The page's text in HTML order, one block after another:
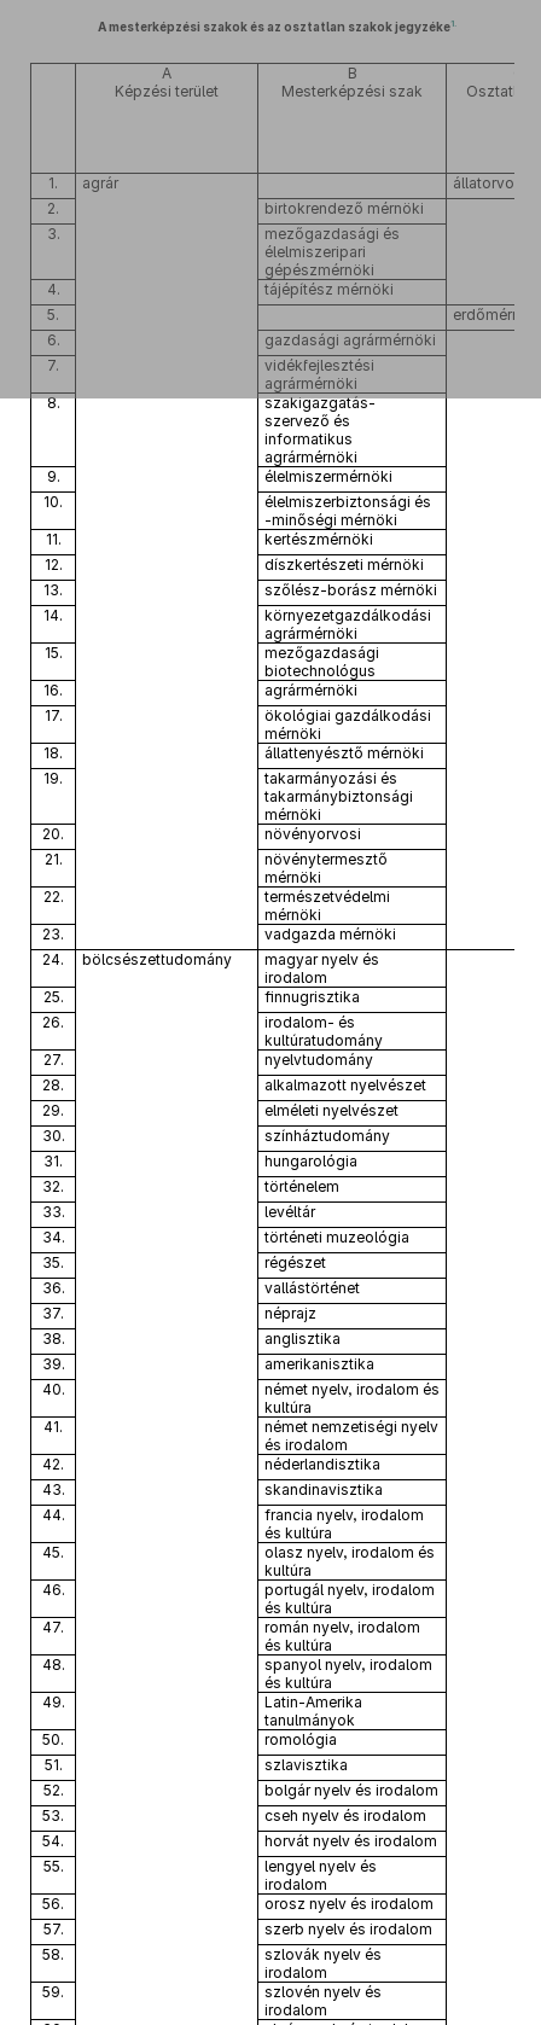
A mesterképzési szakok és az osztatlan szakok jegyzéke1.
A
Képzési terület
B
Mesterképzési szak
Osztatlan
1. agrár
állatorvosi
2.
birtokrendező mérnöki
3.
mezőgazdasági és
élelmiszeripari
gépészmérnöki
4.
tájépítész mérnöki
5.
erdőmérnöki
6.
gazdasági agrármérnöki
7.
vidékfejlesztési
agrármérnöki
8.
szakigazgatás-
szervező és
informatikus
agrármérnöki
9.
élelmiszermérnöki
10.
élelmiszerbiztonsági és
-minőségi mérnöki
11.
kertészmérnöki
12.
díszkertészeti mérnöki
13.
szőlész-borász mérnöki
14.
környezetgazdálkodási
agrármérnöki
15.
mezőgazdasági
biotechnológus
16.
agrármérnöki
17.
ökológiai gazdálkodási
mérnöki
18.
állattenyésztő mérnöki
19.
takarmányozási és
takarmánybiztonsági
mérnöki
20.
növényorvosi
21.
növénytermesztő
mérnöki
22.
természetvédelmi
mérnöki
23.
vadgazda mérnöki
24.
bölcsészettudomány
magyar nyelv és
irodalom
25.
finnugrisztika
26.
irodalom- és
kultúratudomány
27.
nyelvtudomány
28.
alkalmazott nyelvészet
29.
elméleti nyelvészet
30.
színháztudomány
31.
hungarológia
32.
történelem
33.
levéltár
34.
történeti muzeológia
35.
régészet
36.
vallástörténet
37.
néprajz
38.
anglisztika
39.
amerikanisztika
40.
német nyelv, irodalom és
kultúra
41.
német nemzetiségi nyelv
és irodalom
42.
néderlandisztika
43.
skandinavisztika
44.
francia nyelv, irodalom
és kultúra
45.
olasz nyelv, irodalom és
kultúra
46.
portugál nyelv, irodalom
és kultúra
47.
román nyelv, irodalom
és kultúra
48.
spanyol nyelv, irodalom
és kultúra
49.
Latin-Amerika
tanulmányok
50.
romológia
51.
szlavisztika
52.
bolgár nyelv és irodalom
53.
cseh nyelv és irodalom
54.
horvát nyelv és irodalom
55.
lengyel nyelv és
irodalom
56.
orosz nyelv és irodalom
57.
szerb nyelv és irodalom
58.
szlovák nyelv és
irodalom
59.
szlovén nyelv és
irodalom